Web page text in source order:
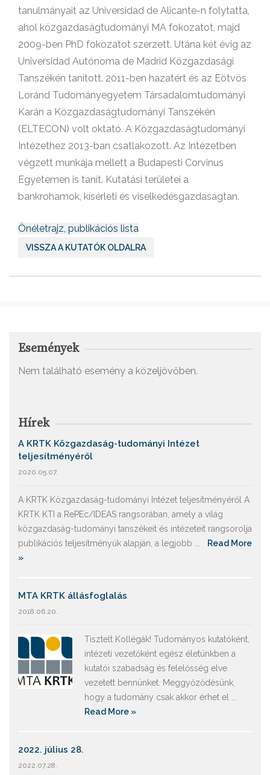
tanulmányait az Universidad de Alicante-n folytatta,
ahol közgazdaságtudományi MA fokozatot, majd
2009-ben PhD fokozatot szerzett. Utána két évig az
Universidad Autónoma de Madrid Közgazdasági
Tanszékén tanított. 2011-ben hazatért és az Eötvös
Loránd Tudományegyetem Társadalomtudományi
Karán a Közgazdaságtudományi Tanszékén
(ELTECON) volt oktató. A Közgazdaságtudományi
Intézethez 2013-ban csatlakozott. Az Intézetben
végzett munkája mellett a Budapesti Corvinus
Egyetemen is tanít. Kutatási területei a
bankrohamok, kísérleti és viselkedésgazdaságtan.
Önéletrajz, publikációs lista
VISSZA A KUTATÓK OLDALRA
Események
Nem található esemény a közeljövőben.
Hírek
A KRTK Közgazdaság-tudományi Intézet
teljesítményéről
2020.05.07.
A KRTK Közgazdaság-tudományi Intézet teljesítményéről A
KRTK KTI a RePEc/IDEAS rangsorában, amely a világ
közgazdaság-tudományi tanszékeit és intézeteit rangsorolja
publikációs teljesítményük alapján, a legjobb ...
Read More
»
MTA KRTK állásfoglalás
2018.06.20.
Tisztelt Kollégák! Tudományos kutatóként,
intézeti vezetőként egész életünkben a
kutatói szabadság és felelősség elve
vezetett bennünket. Meggyőződésünk,
hogy a tudomány csak akkor érhet el ...
Read More »
2022. július 28.
2022.07.28.